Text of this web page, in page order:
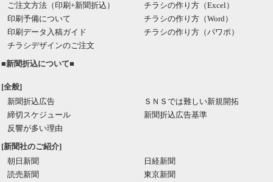
ご注文方法（印刷+新聞折込）
印刷予備について
印刷データ入稿ガイド
チラシデザインのご注文
チラシの作り方（Excel）
チラシの作り方（Word）
チラシの作り方（パワポ）
■新聞折込について■
[全般]
新聞折込広告
締切スケジュール
反響が多い理由
ＳＮＳでは難しい新規開拓
新聞折込広告基準
[新聞社のご紹介]
朝日新聞
読売新聞
日経新聞
東京新聞